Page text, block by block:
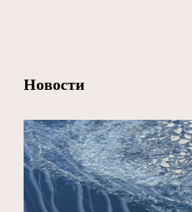
Новости